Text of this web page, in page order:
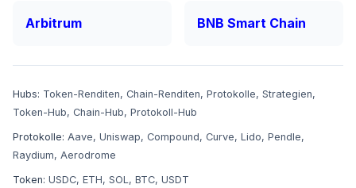
Arbitrum BNB Smart Chain
Hubs: Token-Renditen, Chain-Renditen, Protokolle, Strategien,
Token-Hub, Chain-Hub, Protokoll-Hub
Protokolle: Aave, Uniswap, Compound, Curve, Lido, Pendle,
Raydium, Aerodrome
Token: USDC, ETH, SOL , BTC, USDT